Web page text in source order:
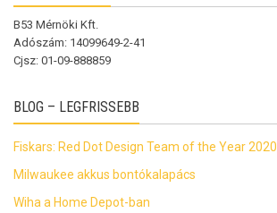
B53 Mérnöki Kft.
Adószám: 14099649-2-41
Cjsz: 01-09-888859
BLOG – LEGFRISSEBB
Fiskars: Red Dot Design Team of the Year 2020
Milwaukee akkus bontókalapács
Wiha a Home Depot-ban